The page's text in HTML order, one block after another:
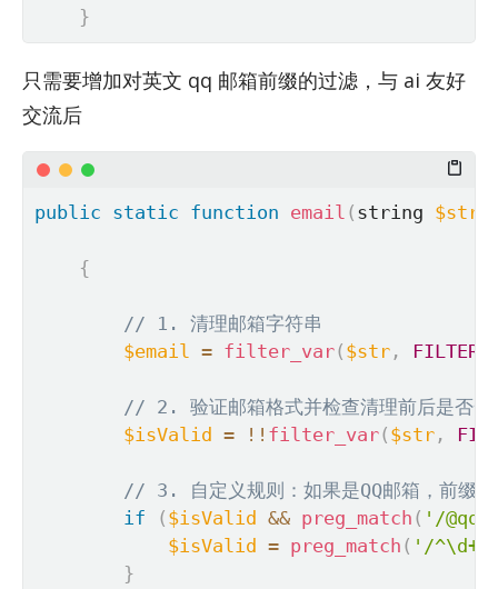
}
只需要增加对英文 qq 邮箱前缀的过滤，与 ai 友好
交流后
public static function email ( string $str
{
// 1. 清理邮箱字符串
$email
= filter_var( $str ,
// 2. 验证邮箱格式并检查清理前后是否一
$isValid = ! ! filter_var( $str ,
// 3. 自定义规则：如果是QQ邮箱，前缀必
if
( $isValid && preg_match ( '/
$isValid = preg_match ( '/
}